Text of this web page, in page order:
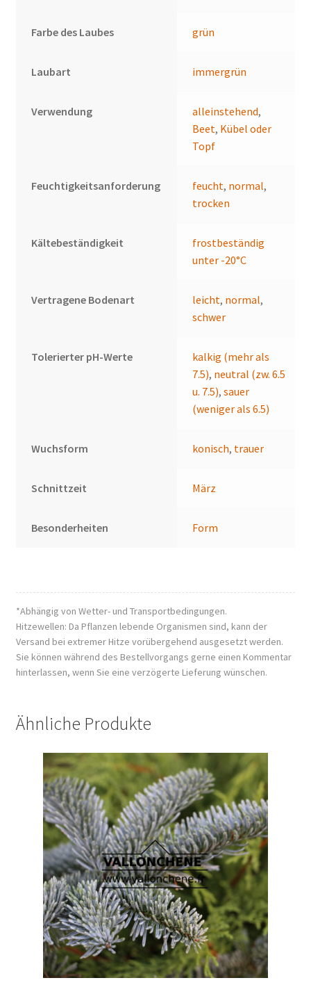
Farbe des Laubes grün
Laubart immergrün
Verwendung alleinstehend,
Beet, Kübel oder
Topf
Feuchtigkeitsanforderung feucht, normal,
trocken
Kältebeständigkeit
frostbeständig
unter -20°C
Vertragene Bodenart leicht, normal,
schwer
Tolerierter pH-Werte
kalkig (mehr als
7.5), neutral (zw. 6.5
u. 7.5),sauer
(weniger als 6.5)
Wuchsform konisch, trauer
Schnittzeit März
Besonderheiten Form
*Abhängig von Wetter- und Transportbedingungen.
Hitzewellen: Da Pflanzen lebende Organismen sind, kann der
Versand bei extremer Hitze vorübergehend ausgesetzt werden.
Sie können während des Bestellvorgangs gerne einen Kommentar
hinterlassen, wenn Sie eine verzögerte Lieferung wünschen.
Ähnliche Produkte